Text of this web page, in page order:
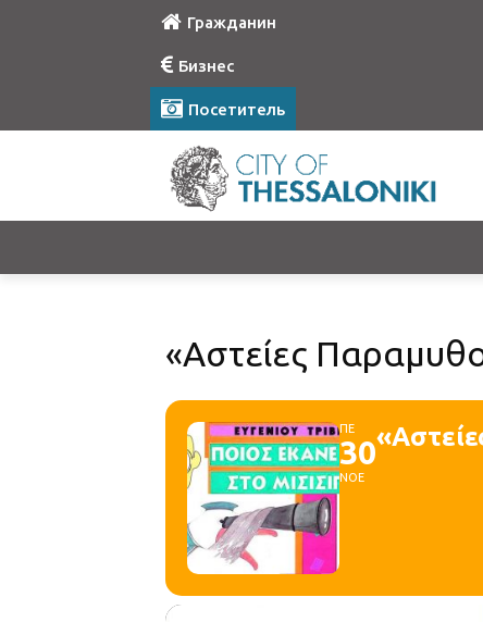
Гражданин
Бизнес
Посетитель
«Αστείες
ΠΕ
30
ΝΟΕ